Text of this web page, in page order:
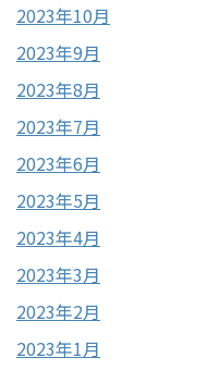
2023年10月
2023年9月
2023年8月
2023年7月
2023年6月
2023年5月
2023年4月
2023年3月
2023年2月
2023年1月